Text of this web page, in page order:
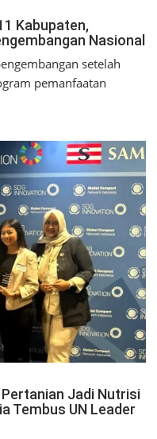
Kabupaten,
Nasional
setelah
pemanfaatan
Jadi Nutrisi
Tembus UN Leader